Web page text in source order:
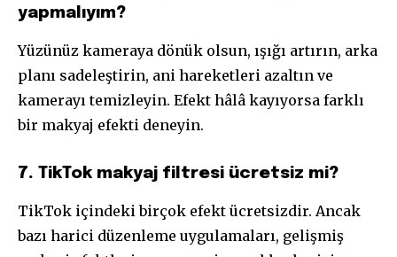
yapmalıyım?
Yüzünüz kameraya dönük olsun, ışığı artırın, arka
planı sadeleştirin, ani hareketleri azaltın ve
kamerayı temizleyin. Efekt hâlâ kayıyorsa farklı
bir makyaj efekti deneyin.
7. TikTok makyaj filtresi ücretsiz mi?
TikTok içindeki birçok efekt ücretsizdir. Ancak
bazı harici düzenleme uygulamaları, gelişmiş